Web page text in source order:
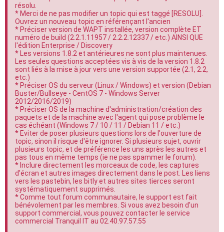
résolu.
* Merci de ne pas modifier un topic qui est taggé [RESOLU].
Ouvrez un nouveau topic en référençant l'ancien
* Préciser version de WAPT installée, version complète ET
numéro de build (2.2.1.11957 / 2.2.2.12337 / etc.) AINSI QUE
l'édition Enterprise / Discovery
* Les versions 1.8.2 et antérieures ne sont plus maintenues.
Les seules questions acceptées vis à vis de la version 1.8.2
sont liés à la mise à jour vers une version supportée (2.1, 2.2,
etc.)
* Préciser OS du serveur (Linux / Windows) et version (Debian
Buster/Bullseye - CentOS 7 - Windows Server
2012/2016/2019)
* Préciser OS de la machine d'administration/création des
paquets et de la machine avec l'agent qui pose problème le
cas échéant (Windows 7 / 10 / 11 / Debian 11 / etc.)
* Eviter de poser plusieurs questions lors de l'ouverture de
topic, sinon il risque d'être ignorer. Si plusieurs sujet, ouvrir
plusieurs topic, et de préférence les uns après les autres et
pas tous en même temps (ie ne pas spammer le forum).
* Inclure directement les morceaux de code, les captures
d'écran et autres images directement dans le post. Les liens
vers les pastebin, les bitly et autres sites tierces seront
systématiquement supprimés.
* Comme tout forum communautaire, le support est fait
bénévolement par les membres. Si vous avez besoin d'un
support commercial, vous pouvez contacter le service
commercial Tranquil IT au 02.40.97.57.55